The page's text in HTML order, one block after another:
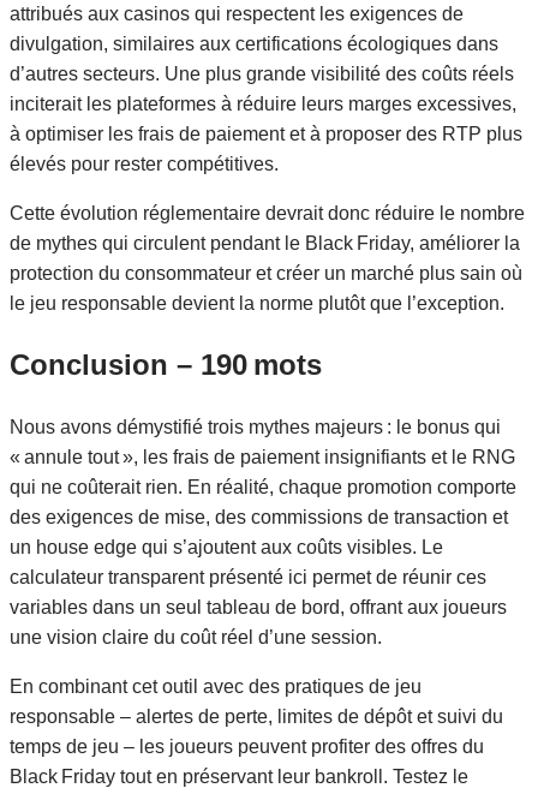
attribués aux casinos qui respectent les exigences de
divulgation, similaires aux certifications écologiques dans
d’autres secteurs. Une plus grande visibilité des coûts réels
inciterait les plateformes à réduire leurs marges excessives,
à optimiser les frais de paiement et à proposer des RTP plus
élevés pour rester compétitives.
Cette évolution réglementaire devrait donc réduire le nombre
de mythes qui circulent pendant le Black Friday, améliorer la
protection du consommateur et créer un marché plus sain où
le jeu responsable devient la norme plutôt que l’exception.
Conclusion – 190 mots
Nous avons démystifié trois mythes majeurs : le bonus qui
« annule tout », les frais de paiement insignifiants et le RNG
qui ne coûterait rien. En réalité, chaque promotion comporte
des exigences de mise, des commissions de transaction et
un house edge qui s’ajoutent aux coûts visibles. Le
calculateur transparent présenté ici permet de réunir ces
variables dans un seul tableau de bord, offrant aux joueurs
une vision claire du coût réel d’une session.
En combinant cet outil avec des pratiques de jeu
responsable – alertes de perte, limites de dépôt et suivi du
temps de jeu – les joueurs peuvent profiter des offres du
Black Friday tout en préservant leur bankroll. Testez le